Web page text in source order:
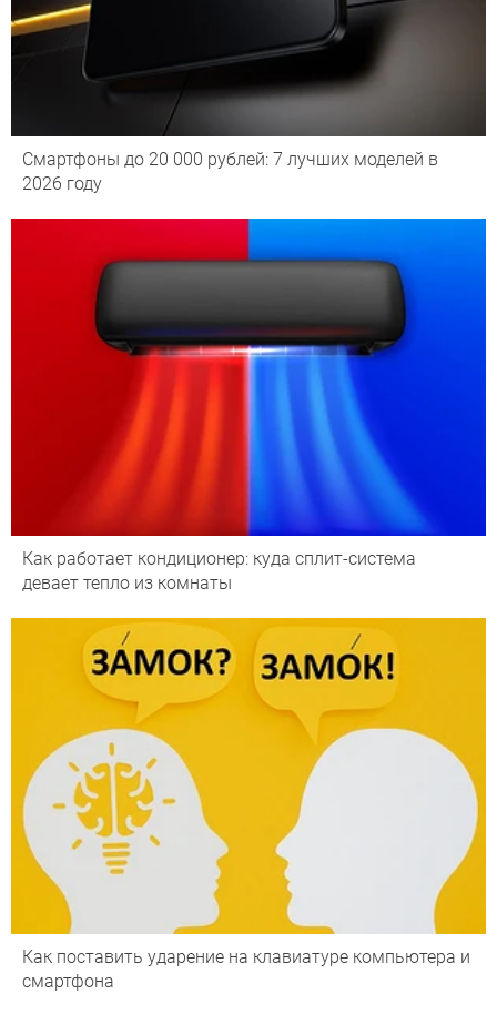
Смартфоны до 20 000 рублей: 7 лучших моделей в
2026 году
Как работает кондиционер: куда сплит-система
девает тепло из комнаты
Как поставить ударение на клавиатуре компьютера и
смартфона